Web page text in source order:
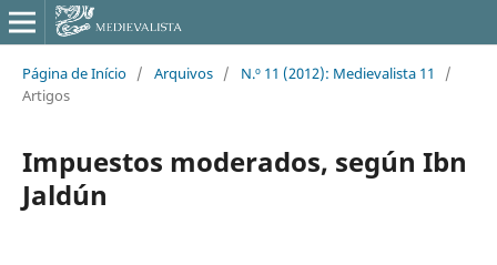
Página de Início / Arquivos / N.º 11 (2012): Medievalista 11
/
Artigos
Impuestos moderados, según Ibn
Jaldún